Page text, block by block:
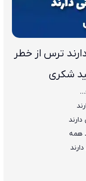
ﺗﺮس از ﺧﻄﺮ
شکری
ﻫﻤﻪ